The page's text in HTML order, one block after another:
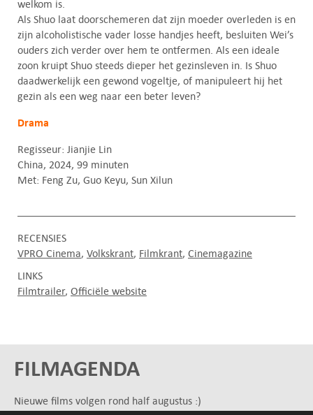
welkom is.
Als Shuo laat doorschemeren dat zijn moeder overleden is en
zijn alcoholistische vader losse handjes heeft, besluiten Wei’s
ouders zich verder over hem te ontfermen. Als een ideale
zoon kruipt Shuo steeds dieper het gezinsleven in. Is Shuo
daadwerkelijk een gewond vogeltje, of manipuleert hij het
gezin als een weg naar een beter leven?
Drama
Regisseur: Jianjie Lin
China, 2024, 99 minuten
Met: Feng Zu, Guo Keyu, Sun Xilun
RECENSIES
VPRO Cinema Volkskrant Filmkrant Cinemagazine
LINKS
Filmtrailer Officiële website
FILMAGENDA
Nieuwe films volgen rond half augustus :)